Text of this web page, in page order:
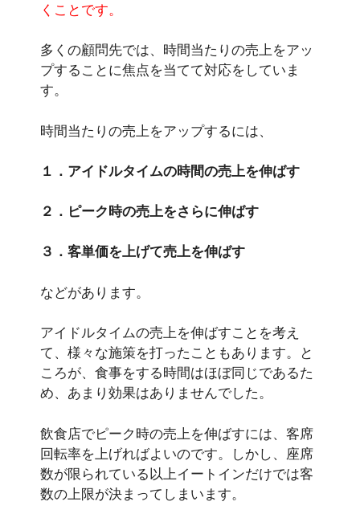
くことです。
多くの顧問先では、時間当たりの売上をアッ
プすることに焦点を当てて対応をしていま
す。
時間当たりの売上をアップするには、
１．アイドルタイムの時間の売上を伸ばす
２．ピーク時の売上をさらに伸ばす
３．客単価を上げて売上を伸ばす
などがあります。
アイドルタイムの売上を伸ばすことを考え
て、様々な施策を打ったこともあります。と
ころが、食事をする時間はほぼ同じであるた
め、あまり効果はありませんでした。
飲食店でピーク時の売上を伸ばすには、客席
回転率を上げればよいのです。しかし、座席
数が限られている以上イートインだけでは客
数の上限が決まってしまいます。